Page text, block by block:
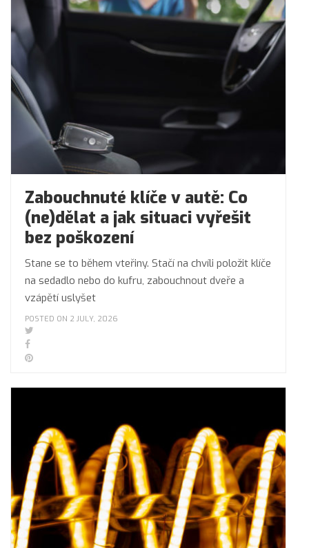
Zabouchnuté klíče v autě: Co
(ne)dělat a jak situaci vyřešit
bez poškození
Stane se to během vteřiny. Stačí na chvíli položit klíče
na sedadlo nebo do kufru, zabouchnout dveře a
vzápětí uslyšet
POSTED ON 2 JULY, 2026